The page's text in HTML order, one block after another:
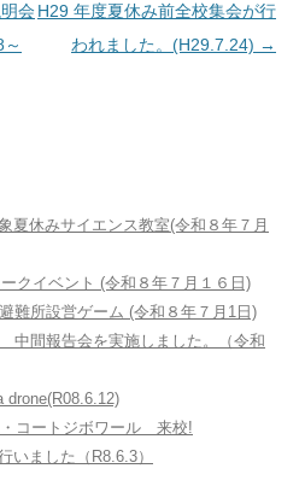
会H29 年度夏休み前全校集会が行
われました。(H29.7.24) →
夏休みサイエンス教室(令和８年７月
クイベント (令和８年７月１６日)
難所設営ゲーム (令和８年７月1日)
中間報告会を実施しました。（令和
drone(R08.6.12)
・コートジボワール 来校!
ました（R8.6.3）